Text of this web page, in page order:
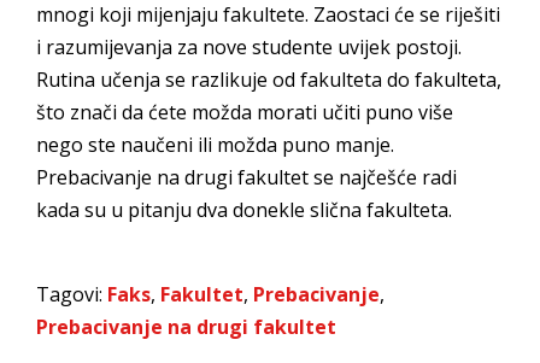
mnogi koji mijenjaju fakultete. Zaostaci će se riješiti
i razumijevanja za nove studente uvijek postoji.
Rutina učenja se razlikuje od fakulteta do fakulteta,
što znači da ćete možda morati učiti puno više
nego ste naučeni ili možda puno manje.
Prebacivanje na drugi fakultet se najčešće radi
kada su u pitanju dva donekle slična fakulteta.
Tagovi: Faks, Fakultet, Prebacivanje,
Prebacivanje na drugi fakultet